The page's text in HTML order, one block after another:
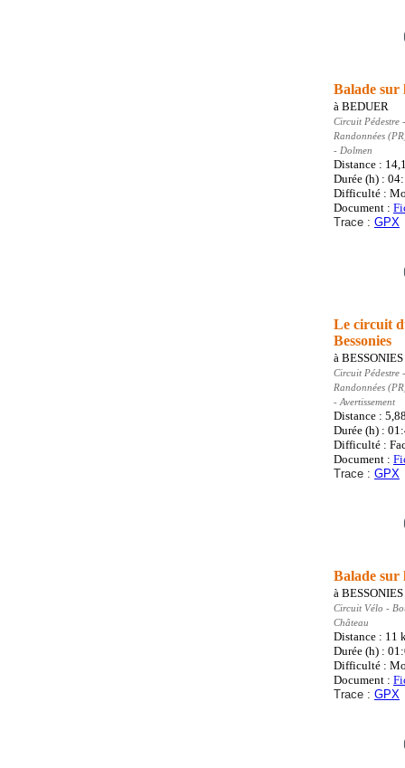
Balade sur
à BEDUER
Circuit Pédestre
Randonnées
- Dolmen
Distance :
Durée (h) :
Difficulté :
Document :
Trace : GPX
Le circuit
Bessonies
à BESSONIES
Circuit Pédestre
Randonnées
- Avertissement
Distance :
Durée (h) :
Difficulté :
Document :
Trace : GPX
Balade sur
à BESSONIES
Circuit Vélo -
Château
Distance : 11
Durée (h) :
Difficulté :
Document :
Trace : GPX